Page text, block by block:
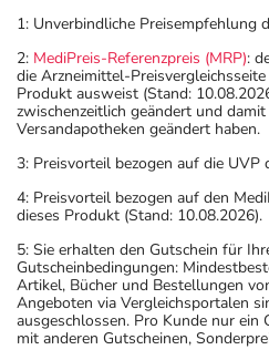
1: Unverbindliche Preisempfehlung
2: MediPreis-Referenzpreis (MRP):
die Arzneimittel-
Produkt ausweist (Stand:
zwischenzeitlich geändert und
Versandapotheken geändert haben.
3: Preisvorteil bezogen auf die UVP
4: Preisvorteil bezogen auf den
dieses Produkt (Stand: 10.08.2026).
5: Sie erhalten den Gutschein für
Gutscheinbedingungen:
Artikel, Bücher und Bestellungen
Angeboten via Vergleichsportalen
ausgeschlossen. Pro Kunde nur ein
mit anderen Gutscheinen,